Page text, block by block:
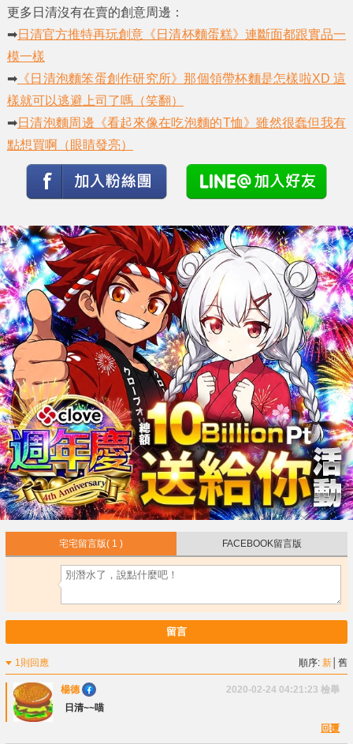
更多日清沒有在賣的創意周邊：
➡日清官方推特再玩創意《日清杯麵蛋糕》連斷面都跟實品一
模一樣
➡《日清泡麵笨蛋創作研究所》那個領帶杯麵是怎樣啦XD 這
樣就可以逃避上司了嗎（笑翻）
➡日清泡麵周邊《看起來像在吃泡麵的T恤》雖然很蠢但我有
點想買啊（眼睛發亮）
宅宅留言版( 1 ) FACEBOOK留言版
留言
1則回應 順序:新 │舊
楊德 2020-02-24 04:21:23 檢舉
日清~~喵
回覆